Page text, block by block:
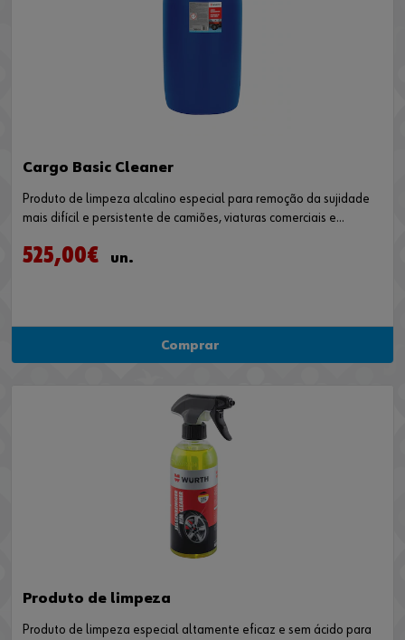
Cargo Basic Cleaner
Produto de limpeza alcalino especial para remoção da sujidade
mais difícil e persistente de camiões, viaturas comerciais e
biodegradável e ecológico.
525,00€ un.
Comprar
Produto de limpeza
Produto de limpeza especial altamente eficaz e sem ácido para